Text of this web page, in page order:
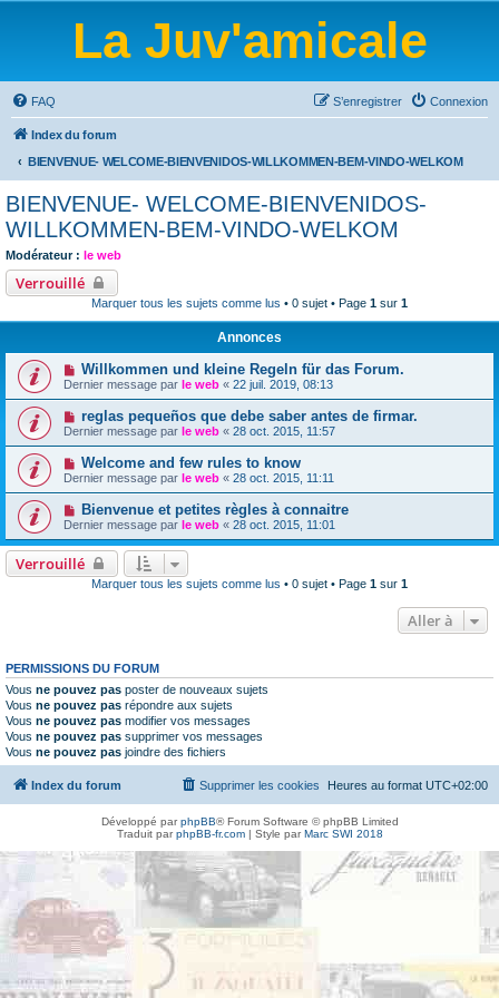
La Juv'amicale
FAQ Connexion
S’enregistrer
Index du forum
BIENVENUE- WELCOME-BIENVENIDOS-WILLKOMMEN-BEM-VINDO-WELKOM
BIENVENUE- WELCOME-BIENVENIDOS-
WILLKOMMEN-BEM-VINDO-WELKOM
Modérateur : le web
Verrouillé
Marquer tous les sujets comme lus • 0 sujet • Page 1 sur 1
Annonces
Willkommen und kleine Regeln für das Forum.
Dernier message par le web « 22 juil. 2019, 08:13
reglas pequeños que debe saber antes de firmar.
Dernier message par le web « 28 oct. 2015, 11:57
Welcome and few rules to know
Dernier message par le web « 28 oct. 2015, 11:11
Bienvenue et petites règles à connaitre
Dernier message par le web « 28 oct. 2015, 11:01
Verrouillé
Marquer tous les sujets comme lus • 0 sujet • Page 1 sur 1
Aller à
PERMISSIONS DU FORUM
Vous ne pouvez pas poster de nouveaux sujets
Vous ne pouvez pas répondre aux sujets
Vous ne pouvez pas modifier vos messages
Vous ne pouvez pas supprimer vos messages
Vous ne pouvez pas joindre des fichiers
Index du forum Heures au format UTC+02:00
Supprimer les cookies
Développé parphpBB® Forum Software © phpBB Limited
Traduit parphpBB-fr.com| Style parMarc SWI 2018